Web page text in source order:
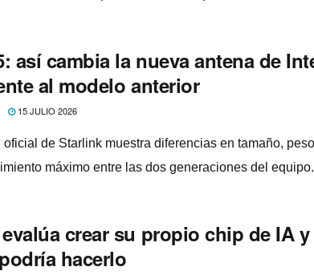
así cambia la nueva antena de
al modelo anterior
15 JULIO 2026
oficial de Starlink muestra diferencias en tamaño,
máximo entre las dos generaciones del equipo.
crear su propio chip de IA y
hacerlo